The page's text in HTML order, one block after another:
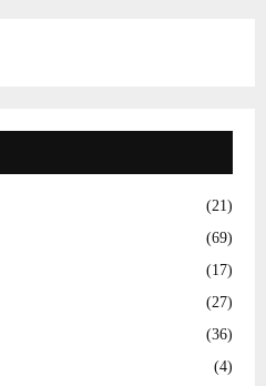
(21)
(69)
(17)
(27)
(36)
(4)